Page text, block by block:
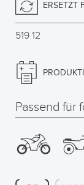
ERSETZT
519 12
Passend für